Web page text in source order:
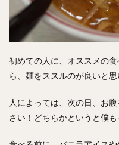
初めての人に、オススメの
ら、麺をススルのが良いと思
人によっては、次の日、お
さい！どちらかというと僕も